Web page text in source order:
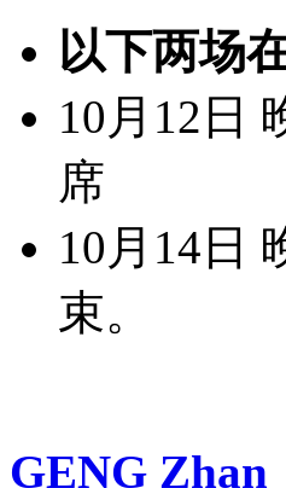
以下两场
10月12日
席
10月14日
束。
GENG Zhan